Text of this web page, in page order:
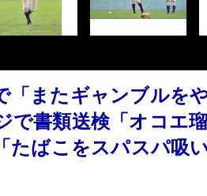
「またギャンブルを
書類送検「オコエ
ばこをスパスパ吸